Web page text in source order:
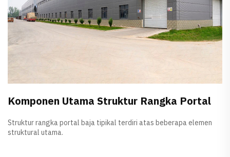
Komponen Utama Struktur Rangka Portal
Struktur rangka portal baja tipikal terdiri atas beberapa elemen
struktural utama.